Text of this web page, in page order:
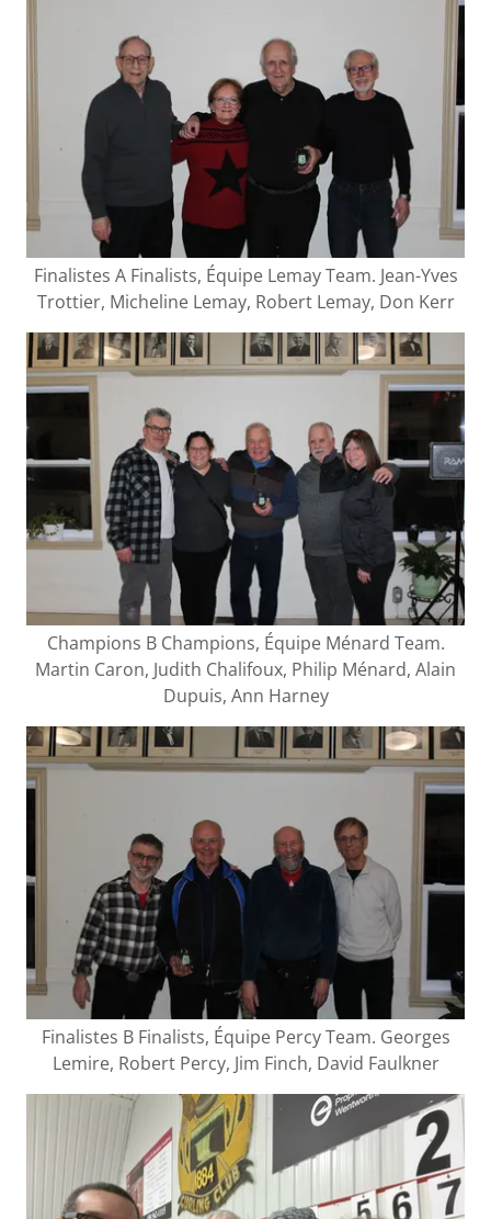
Finalistes A Finalists, Équipe Lemay Team. Jean-Yves
Trottier, Micheline Lemay, Robert Lemay, Don Kerr
Champions B Champions, Équipe Ménard Team.
Martin Caron, Judith Chalifoux, Philip Ménard, Alain
Dupuis, Ann Harney
Finalistes B Finalists, Équipe Percy Team. Georges
Lemire, Robert Percy, Jim Finch, David Faulkner